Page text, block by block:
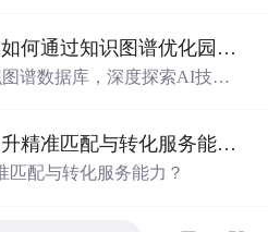
稀疏系数求解、去噪重构等
的代码资源，便于研究人员
保留数学可处理性的同时显
优化方法，且拥有Matlab编
从事语音增强、音频工程、
听设备、语音识别前端等对语
离散化技术，特别适用于对流
理间断解和保持数值稳定性
Kutta方法）以及边界条
算例（如线性对流、Burgers
证了该方法在捕捉激波、避
产业园区运营负责人如何通过知识图谱优化园区企业与科研机构的协同创新机制？.docx
谱数据库，深度探索AI技术
，推动科技创新与产业创新科技服务机构如何提升精准匹配与转化服务能力？.docx
匹配与转化服务能力？